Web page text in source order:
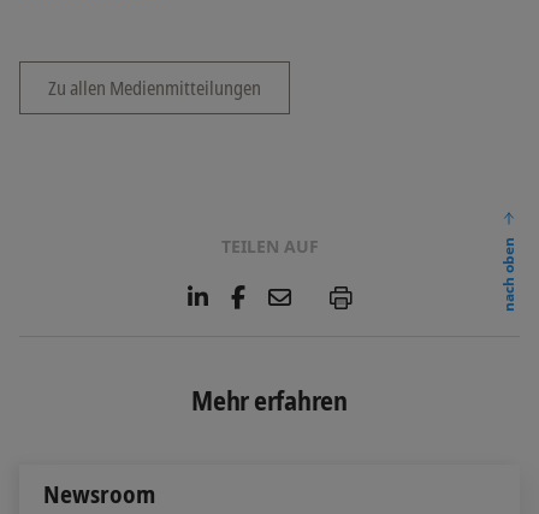
Zu allen Medienmitteilungen
TEILEN AUF
L
e
d
F
o
E
l
P
nach oben
Mehr erfahren
Newsroom